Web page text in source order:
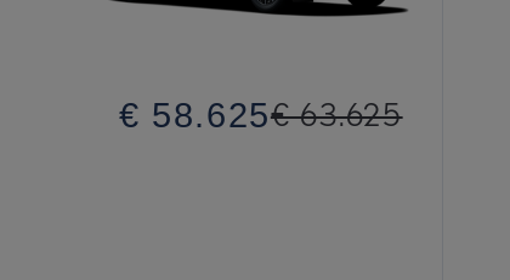
€ 58.625€ 63.625